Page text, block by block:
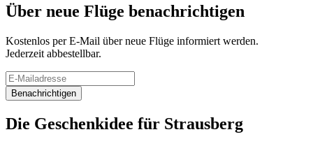
Über neue Flüge benachrichtigen
Kostenlos per E-Mail über neue Flüge informiert werden.
Jederzeit abbestellbar.
Benachrichtigen
Die Geschenkidee für Strausberg